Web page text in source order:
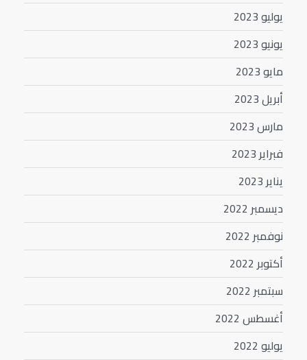
يوليو 2023
يونيو 2023
مايو 2023
أبريل 2023
مارس 2023
فبراير 2023
يناير 2023
ديسمبر 2022
نوفمبر 2022
أكتوبر 2022
سبتمبر 2022
أغسطس 2022
يوليو 2022